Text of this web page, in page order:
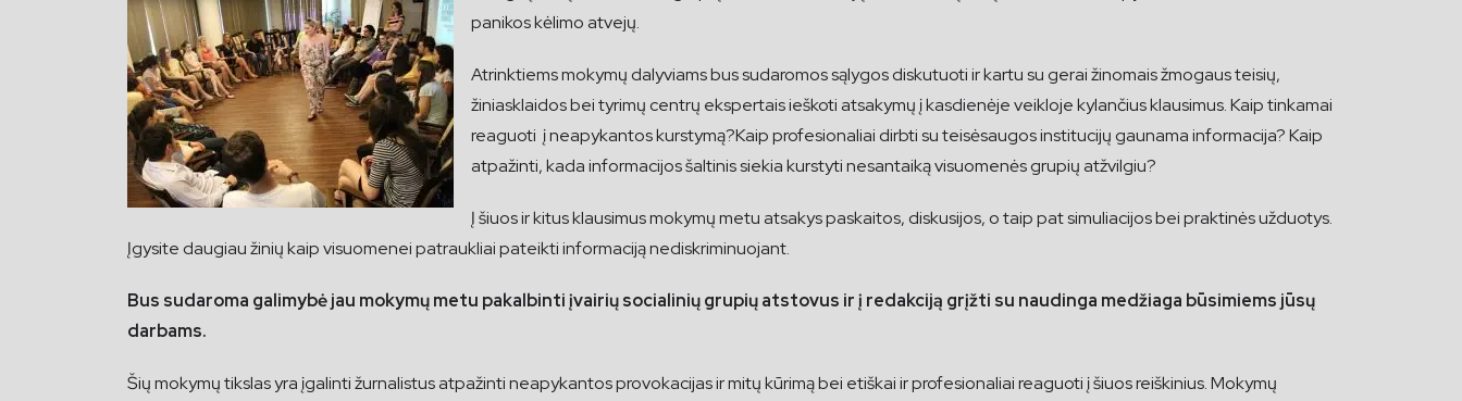
panikos kėlimo atvejų.
Atrinktiems mokymų dalyviams bus sudaromos sąlygos diskutuoti ir kartu su gerai žinomais žmogaus teisių,
žiniasklaidos bei tyrimų centrų ekspertais ieškoti atsakymų į kasdienėje veikloje kylančius klausimus. Kaip tinkamai
reaguoti į neapykantos kurstymą?Kaip profesionaliai dirbti su teisėsaugos institucijų gaunama informacija? Kaip
atpažinti, kada informacijos šaltinis siekia kurstyti nesantaiką visuomenės grupių atžvilgiu?
Į šiuos ir kitus klausimus mokymų metu atsakys paskaitos, diskusijos, o taip pat simuliacijos bei praktinės užduotys.
Įgysite daugiau žinių kaip visuomenei patraukliai pateikti informaciją nediskriminuojant.
Bus sudaroma galimybė jau mokymų metu pakalbinti įvairių socialinių grupių atstovus ir į redakciją grįžti su naudinga medžiaga būsimiems jūsų
darbams.
Šių mokymų tikslas yra įgalinti žurnalistus atpažinti neapykantos provokacijas ir mitų kūrimą bei etiškai ir profesionaliai reaguoti į šiuos reiškinius. Mokymų